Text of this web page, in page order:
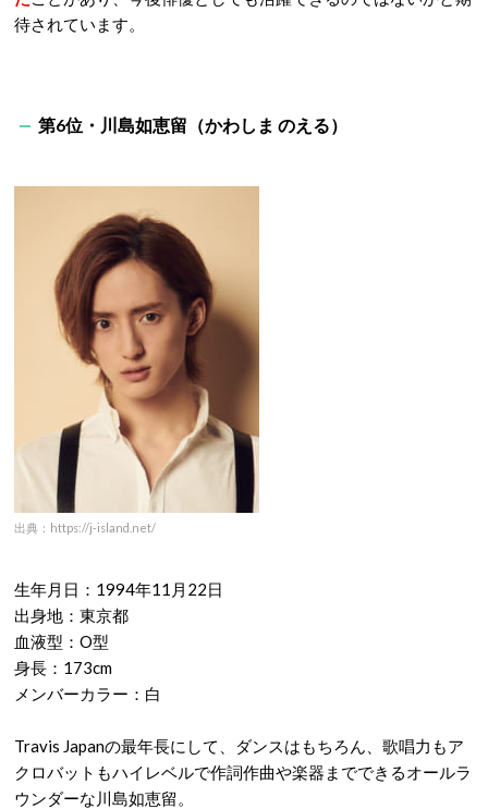
待されています。
第6位・川島如恵留（かわしま のえる）
出典：https://j-island.net/
生年月日：1994年11月22日
出身地：東京都
血液型：O型
身長：173cm
メンバーカラー：白
Travis Japanの最年長にして、ダンスはもちろん、歌唱力もア
クロバットもハイレベルで作詞作曲や楽器までできるオールラ
ウンダーな川島如恵留。